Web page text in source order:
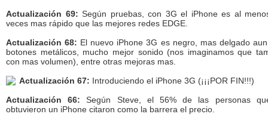
Actualización 69: Según pruebas, con 3G el iPhone es al
veces mas rápido que las mejores redes EDGE.
Actualización 68: El nuevo iPhone 3G es negro, mas delgado
botones metálicos, mucho mejor sonido (nos imaginamos que
con mas volumen), entre otras mejoras mas.
Actualización 67: Introduciendo el iPhone 3G (¡¡¡POR FIN!!!)
Actualización 66: Según Steve, el 56% de las personas
obtuvieron un iPhone citaron como la barrera el precio.